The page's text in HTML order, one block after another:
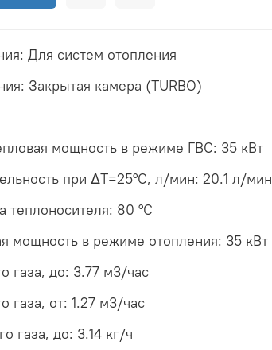
Для систем отопления
Закрытая камера (TURBO)
мощность в режиме ГВС: 35 кВт
при ΔТ=25°С, л/мин: 20.1 л/мин
теплоносителя: 80 °С
мощность в режиме отопления: 35 кВт
газа, до: 3.77 м3/час
газа, от: 1.27 м3/час
газа, до: 3.14 кг/ч